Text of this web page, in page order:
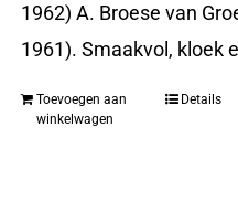
1962) A. Broese van
1961). Smaakvol, kloek
Toevoegen aan
winkelwagen
Details